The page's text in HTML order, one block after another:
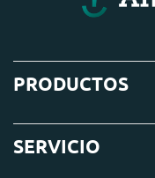
PRODUCTOS
SERVICIO